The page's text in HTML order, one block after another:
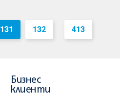
131 132 ... 413
Бизнес
клиенти